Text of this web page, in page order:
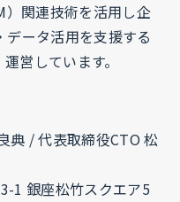
）関連技術を活用し企
ータ活用を支援する
営しています。
典 / 代表取締役CTO 松
1 銀座松竹スクエア5